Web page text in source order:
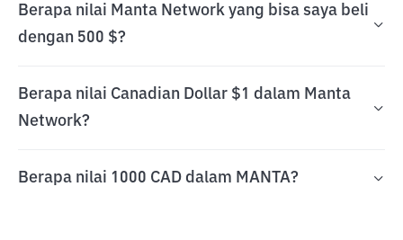
Berapa nilai Manta Network yang bisa saya beli
dengan 500 $?
Berapa nilai Canadian Dollar $1 dalam Manta
Network?
Berapa nilai 1000 CAD dalam MANTA?